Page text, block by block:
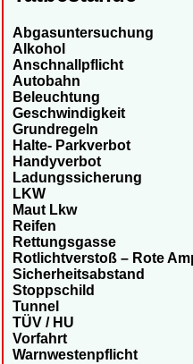
Abgasuntersuchung
Alkohol
Anschnallpflicht
Autobahn
Beleuchtung
Geschwindigkeit
Grundregeln
Halte- Parkverbot
Handyverbot
Ladungssicherung
LKW
Maut Lkw
Reifen
Rettungsgasse
Rotlichtverstoß – Rote
Sicherheitsabstand
Stoppschild
Tunnel
TÜV / HU
Vorfahrt
Warnwestenpflicht